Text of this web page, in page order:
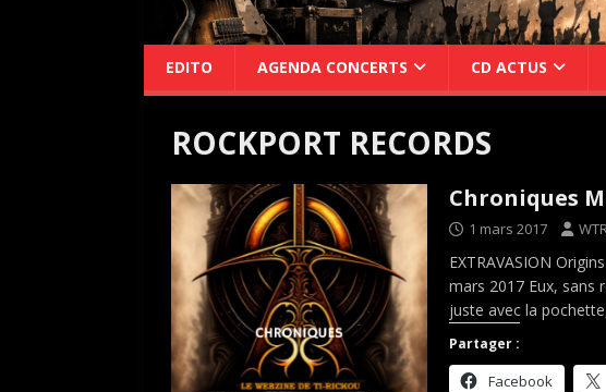
EDITO AGENDA CONCERTS CD ACTUS
ROCKPORT RECORDS
Chroniques
1 mars 2017
EXTRAVASION
mars 2017 Eux, sans
juste avec la
Partager :
Facebook